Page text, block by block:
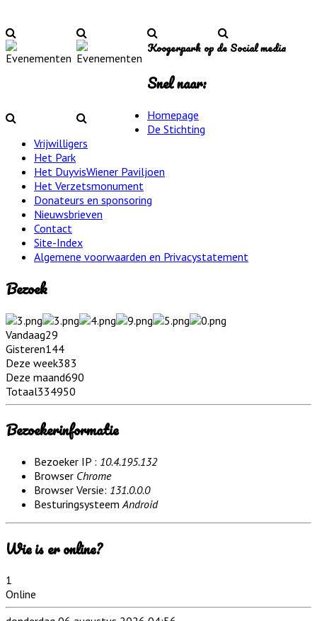
Koogerpark op de Social media
Snel naar:
Homepage
De Stichting
Vrijwilligers
Het Park
Het DuyvisWiener Paviljoen
Het Verzetsmonument
Donateurs en sponsoring
Nieuwsbrieven
Contact
Site-Index
Algemene voorwaarden en Privacystatement
Bezoek
Vandaag29
Gisteren144
Deze week383
Deze maand690
Totaal334950
Bezoekerinformatie
Bezoeker IP : 10.4.195.132
Browser Chrome
Browser Versie: 131.0.0.0
Besturingsysteem Android
Wie is er online?
1
Online